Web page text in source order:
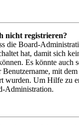
nicht registrieren?
die Board-
hat, damit sich
Es könnte auch
Benutzername, mit
wurden. Um Hilfe zu
Administration.